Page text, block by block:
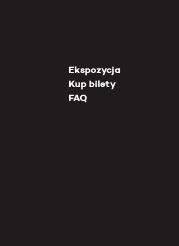
Ekspozycja
Kup bilety
FAQ